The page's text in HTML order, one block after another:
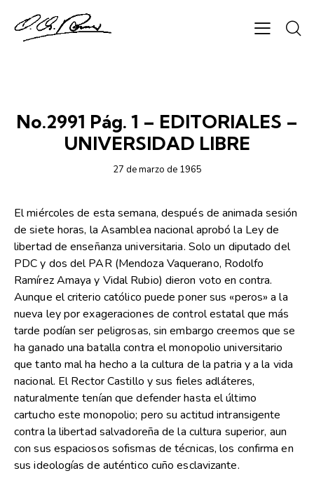
No.2991 Pág. 1 – EDITORIALES –
UNIVERSIDAD LIBRE
27 de marzo de 1965
El miércoles de esta semana, después de animada sesión
de siete horas, la Asamblea nacional aprobó la Ley de
libertad de enseñanza universitaria. Solo un diputado del
PDC y dos del PAR (Mendoza Vaquerano, Rodolfo
Ramírez Amaya y Vidal Rubio) dieron voto en contra.
Aunque el criterio católico puede poner sus «peros» a la
nueva ley por exageraciones de control estatal que más
tarde podían ser peligrosas, sin embargo creemos que se
ha ganado una batalla contra el monopolio universitario
que tanto mal ha hecho a la cultura de la patria y a la vida
nacional. El Rector Castillo y sus fieles adláteres,
naturalmente tenían que defender hasta el último
cartucho este monopolio; pero su actitud intransigente
contra la libertad salvadoreña de la cultura superior, aun
con sus espaciosos sofismas de técnicas, los confirma en
sus ideologías de auténtico cuño esclavizante.